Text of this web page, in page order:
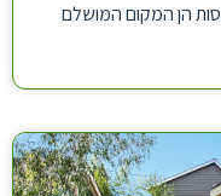
הן המקום המושלם